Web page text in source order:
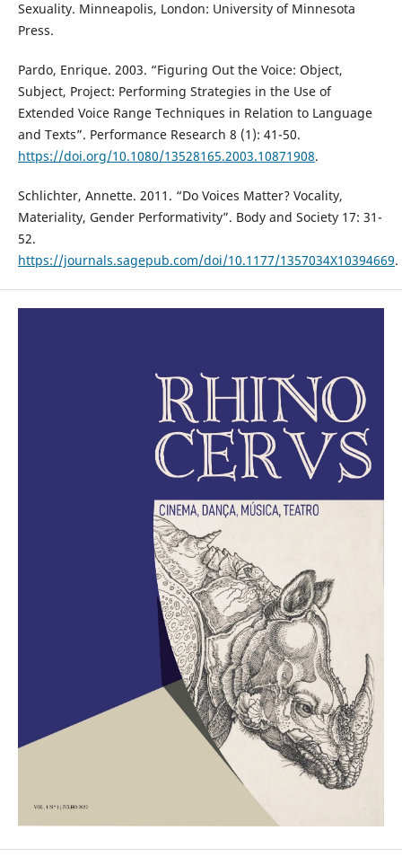
Sexuality. Minneapolis, London: University of Minnesota
Press.
Pardo, Enrique. 2003. “Figuring Out the Voice: Object,
Subject, Project: Performing Strategies in the Use of
Extended Voice Range Techniques in Relation to Language
and Texts”. Performance Research 8 (1): 41-50.
https://doi.org/10.1080/13528165.2003.10871908.
Schlichter, Annette. 2011. “Do Voices Matter? Vocality,
Materiality, Gender Performativity”. Body and Society 17: 31-
52.
https://journals.sagepub.com/doi/10.1177/1357034X10394669.